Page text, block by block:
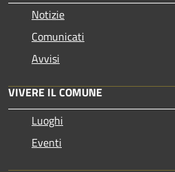
Notizie
Comunicati
Avvisi
VIVERE IL COMUNE
Luoghi
Eventi